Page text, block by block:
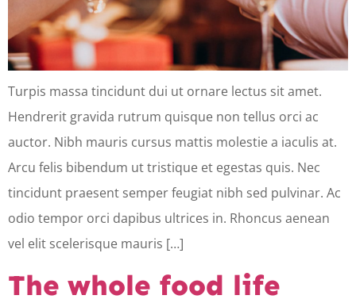
Turpis massa tincidunt dui ut ornare lectus sit amet.
Hendrerit gravida rutrum quisque non tellus orci ac
auctor. Nibh mauris cursus mattis molestie a iaculis at.
Arcu felis bibendum ut tristique et egestas quis. Nec
tincidunt praesent semper feugiat nibh sed pulvinar. Ac
odio tempor orci dapibus ultrices in. Rhoncus aenean
vel elit scelerisque mauris […]
The whole food life